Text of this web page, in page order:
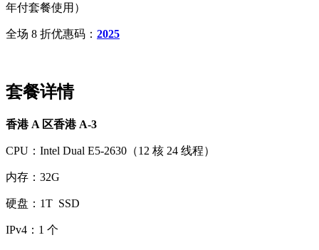
年付套餐使用）
全场 8 折优惠码： 2025
套餐详情
香港 A 区香港 A-3
CPU：Intel Dual E5-2630（12 核 24 线程）
内存：32G
硬盘：1T SSD
IPv4：1 个